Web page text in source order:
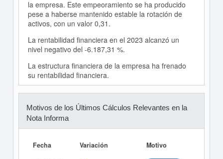
la empresa. Este empeoramiento se ha producido
pese a haberse mantenido estable la rotación de
activos, con un valor 0,31.
La rentabilidad financiera en el 2023 alcanzó un
nivel negativo del -6.187,31 %.
La estructura financiera de la empresa ha frenado
su rentabilidad financiera.
Motivos de los Últimos Cálculos Relevantes en la
Nota Informa
Fecha Variación Motivo